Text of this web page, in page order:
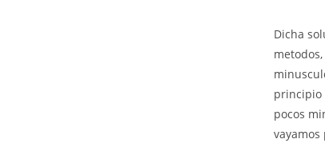
Dicha
principio
pocos